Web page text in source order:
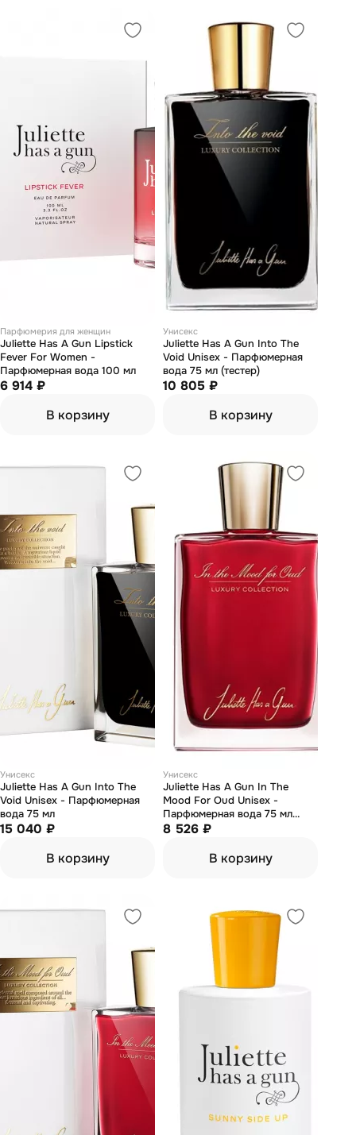
Парфюмерия для женщин
Juliette Has А Gun Lipstick
Fever For Women -
Парфюмерная вода 100 мл
6 914 ₽
В корзину
Унисекс
Juliette Has А Gun Into The
Void Unisex - Парфюмерная
вода 75 мл (тестер)
10 805 ₽
В корзину
Унисекс
Juliette Has А Gun Into The
Void Unisex - Парфюмерная
вода 75 мл
15 040 ₽
В корзину
Унисекс
Juliette Has А Gun In The
Mood For Oud Unisex -
Парфюмерная вода 75 мл
(тестер)
8 526 ₽
В корзину